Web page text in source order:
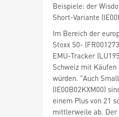
Beispiele: der
Short-Variante
Im Bereich der
Stoxx 50-
EMU-Tracker
Schweiz mit
würden. "Auch
(IE00B02KXM00)
einem Plus von 21
mittlerweile ab. Der